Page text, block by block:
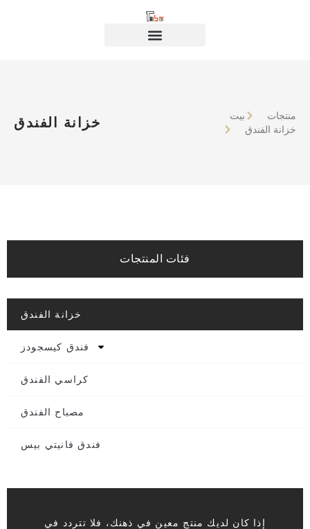
خزانة الفندق بيت
منتجات
خزانة الفندق
فئات المنتجات
خزانة الفندق
فندق كيسجودز
كراسي الفندق
مصباح الفندق
فندق فانيتي بيس
إذا كان لديك منتج معين في ذهنك، فلا تتردد في